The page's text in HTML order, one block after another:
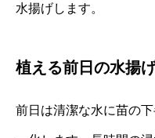
水揚げします。
植える前日の水揚
前日は清潔な水に苗の